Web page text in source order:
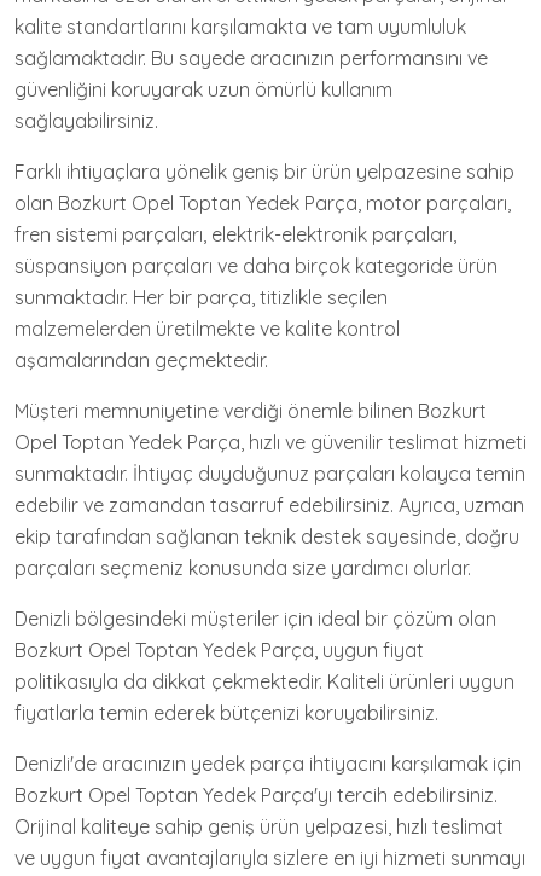
kalite standartlarını karşılamakta ve tam uyumluluk
sağlamaktadır. Bu sayede aracınızın performansını ve
güvenliğini koruyarak uzun ömürlü kullanım
sağlayabilirsiniz.
Farklı ihtiyaçlara yönelik geniş bir ürün yelpazesine sahip
olan Bozkurt Opel Toptan Yedek Parça, motor parçaları,
fren sistemi parçaları, elektrik-elektronik parçaları,
süspansiyon parçaları ve daha birçok kategoride ürün
sunmaktadır. Her bir parça, titizlikle seçilen
malzemelerden üretilmekte ve kalite kontrol
aşamalarından geçmektedir.
Müşteri memnuniyetine verdiği önemle bilinen Bozkurt
Opel Toptan Yedek Parça, hızlı ve güvenilir teslimat hizmeti
sunmaktadır. İhtiyaç duyduğunuz parçaları kolayca temin
edebilir ve zamandan tasarruf edebilirsiniz. Ayrıca, uzman
ekip tarafından sağlanan teknik destek sayesinde, doğru
parçaları seçmeniz konusunda size yardımcı olurlar.
Denizli bölgesindeki müşteriler için ideal bir çözüm olan
Bozkurt Opel Toptan Yedek Parça, uygun fiyat
politikasıyla da dikkat çekmektedir. Kaliteli ürünleri uygun
fiyatlarla temin ederek bütçenizi koruyabilirsiniz.
Denizli'de aracınızın yedek parça ihtiyacını karşılamak için
Bozkurt Opel Toptan Yedek Parça'yı tercih edebilirsiniz.
Orijinal kaliteye sahip geniş ürün yelpazesi, hızlı teslimat
ve uygun fiyat avantajlarıyla sizlere en iyi hizmeti sunmayı